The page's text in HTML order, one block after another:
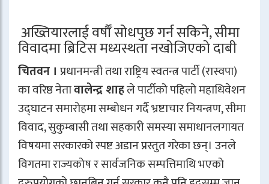
अख्तियारलाई वर्षौँ सोधपुछ गर्न सकिने, सीमा
विवादमा ब्रिटिस मध्यस्थता नखोजिएको दाबी
चितवन । प्रधानमन्त्री तथा राष्ट्रिय स्वतन्त्र पार्टी (रास्वपा)
का वरिष्ठ नेतावालेन्द्र शाहले पार्टीको पहिलो महाधिवेशन
उद्घाटन समारोहमा सम्बोधन गर्दै भ्रष्टाचार नियन्त्रण, सीमा
विवाद, सुकुम्बासी तथा सहकारी समस्या समाधानलगायत
विषयमा सरकारको स्पष्ट अडान प्रस्तुत गरेका छन्। उनले
विगतमा राज्यकोष र सार्वजनिक सम्पत्तिमाथि भएको